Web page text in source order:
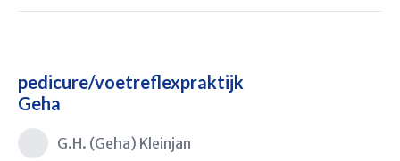
pedicure/voetreflexpraktijk
Geha
G.H. (Geha) Kleinjan